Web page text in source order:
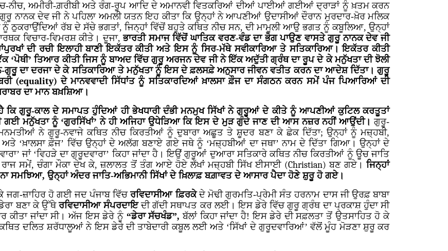
ਨੀਚ, ਅਮੀਰੀ-ਗ਼ਰੀਬੀ ਅਤੇ ਰੰਗ-ਰੂਪ ਆਦਿ ਦੇ ਅਮਾਨਵੀ ਵਿਤਕਰਿਆਂ ਦੀਆਂ ਪਾਈਆਂ ਗਈਆਂ ਦ੍ਰਾੜਾਂ ਨੂੰ ਖ਼ਤਮ ਕਰਨ
ਨਾਨਕ ਦੇਵ ਜੀ ਨੇ ਪਹਿਲਾ ਅਮਲੀ ਯਤਨ ਇਹ ਕੀਤਾ ਕਿ ਉਨ੍ਹਾਂ ਨੇ ਆਪਣੀਆਂ ਉਦਾਸੀਆਂ ਦੌਰਾਨ ਮੁਰਦਾਰ-ਖ਼ੋਰ ਮਲਿਕ
ਨੂੰ ਠੁਕਰਾਉਂਦਿਆਂ ਰੱਬ ਦੇ ਸੱਚੇ ਭਗਤਾਂ, ਜਿਨ੍ਹਾਂ ਵਿੱਚੋਂ ਬਹੁਤੇ ਕਥਿਤ ਨੀਚ ਸਨ, ਦੀ ਮਾਮੂਲੀ ਆਉ ਭਗਤ ਨੂੰ ਕਬੂਲਿਆ, ਉਨ੍ਹਾਂ
ਵਿਚਾਰ-ਵਿਮਰਸ਼ ਕੀਤੇ। ਦੂਜਾ,ਭਾਰਤੀ ਸਮਾਜ ਵਿੱਚੋਂ ਘਾਤਿਕ ਵਰਣ-ਵੰਡ ਦਾ ਭੋਗ ਪਾਉਣ ਵਾਸਤੇ ਗੁਰੂ ਨਾਨਕ ਦੇਵ ਜੀ
ਦੀ ਰਚੀ ਇਲਾਹੀ ਬਾਣੀ ਇਕੱਤਰ ਕੀਤੀ ਅਤੇ ਇਸ ਨੂੰ ਸਿਰ-ਮੱਥੇ ਸਵੀਕਾਰਿਆ ਤੇ ਸਤਿਕਾਰਿਆ। ਇਕੱਤਰ ਕੀਤੀ
‘ਪੋਥੀ’ ਤਿਆਰ ਕੀਤੀ ਜਿਸ ਨੂੰ ਬਾਅਦ ਵਿੱਚ ਗੁਰੂ ਅਰਜਨ ਦੇਵ ਜੀ ਨੇ ਇੱਕ ਅਦੁੱਤੀ ਗ੍ਰੰਥ ਦਾ ਰੂਪ ਦੇ ਕੇ ਮਨੁੱਖਤਾ ਦੀ ਝੋਲੀ
ਦਾ ਦਰਜਾ ਦੇ ਕੇ ਸਤਿਕਾਰਿਆ ਤੇ ਮਨੁੱਖਤਾ ਨੂੰ ਇਸ ਦੇ ਫ਼ਲਸਫ਼ੇ ਅਨੁਸਾਰ ਜੀਵਨ ਵਤੀਤ ਕਰਨ ਦਾ ਆਦੇਸ਼ ਦਿੱਤਾ। ਗੁਰੂ
(equality) ਦੇ ਮਾਨਵਵਾਦੀ ਸਿੱਧਾਂਤ ਨੂੰ ਸਤਿਕਾਰਦਿਆਂ ਖ਼ਾਲਸਾ ਫ਼ੌਜ ਦਾ ਸੰਗਠਨ ਕਰਨ ਸਮੇਂ ਪੰਜ ਪਿਆਰਿਆਂ ਦੀ
ਦਾ ਮਾਨ ਬਖ਼ਸ਼ਿਆ।
ਗੁਰੂ-ਕਾਲ ਦੇ ਸਮਾਪਤ ਹੁੰਦਿਆਂ ਹੀ ਭੇਖਧਾਰੀ ਦੰਭੀ ਮਨਮੁਖ ਸਿੱਖਾਂ ਨੇ ਗੁਰੂਆਂ ਦੇ ਕੀਤੇ ਨੂੰ ਆਪਣੀਆਂ ਕੁਟਿਲ ਕਰਤੂਤਾਂ
ਮਨੁੱਖਤਾ ਨੂੰ ‘ਗੁਰਸਿੱਖਾਂ’ ਨੇ ਹੀ ਅਜਿਹਾ ਉਧੇੜਿਆ ਕਿ ਇਸ ਦੇ ਮੁੜ ਗੁੰਦੇ ਜਾਣ ਦੀ ਆਸ ਨਜ਼ਰ ਨਹੀਂ ਆਉਂਦੀ। ਗੁਰੂ-
ਨੇ ਗੁਰੂ-ਨਵਾਜੇ ਕਥਿਤ ਨੀਚ ਕਿਰਤੀਆਂ ਨੂੰ ਦੁਬਾਰਾ ਅਛੂਤ ਤੇ ਸ਼ੂਦਰ ਬਣਾ ਕੇ ਛੇਕ ਦਿੱਤਾ; ਉਨ੍ਹਾਂ ਨੂੰ ਮਜ਼੍ਹਬੀ,
ਅਤੇ ‘ਖ਼ਾਲਸਾ ਫ਼ੌਜ’ ਵਿੱਚ ਉਨ੍ਹਾਂ ਦੇ ਅਲੱਗ ਬਣਾਏ ਗਏ ਜਥੇ ਨੂੰ ‘ਮਜ਼੍ਹਬੀਆਂ ਦਾ ਜਥਾ’ ਨਾਮ ਦੇ ਦਿੱਤਾ ਗਿਆ। ਉਨ੍ਹਾਂ ਦੇ
ਜਾਂ ‘ਵਿਹੜੇ ਦਾ ਗੁਰੂਦਵਾਰਾ’ ਕਿਹਾ ਜਾਂਦਾ ਹੈ। ਇਉਂ ਗੁਰੂਆਂ ਦੁਆਰਾ ਸਤਿਕਾਰੇ ਕਥਿਤ ਨੀਚ ਕਿਰਤੀਆਂ ਨੂੰ ਊਚ ਜਾਤਿ
ਰਾਜ ਸਮੇਂ, ਚੰਗਾ ਮੌਕਾ ਦੇਖ ਕੇ, ਜ਼ਲਾਲਤ ਤੋਂ ਤੰਗ ਆਏ ਹੋਏ ਲੱਖਾਂ ਮਜ਼੍ਹਬੀ ਸਿੱਖ ਈਸਾਈ (Christian) ਬਣ ਗਏ।ਜਿਨ੍ਹਾਂ
ਸਮਝਿਆ, ਉਨ੍ਹਾਂ ਅੰਦਰ ਜਾਤਿ-ਅਭਿਮਾਨੀ ਸਿੱਖਾਂ ਦੇ ਖ਼ਿਲਾਫ਼ ਬਗ਼ਾਵਤ ਦੇ ਆਸਾਰ ਪੈਦਾ ਹੋਣੇ ਸ਼ੁਰੂ ਹੋ ਗਏ।
ਜਗ-ਜ਼ਾਹਿਰ ਹੋ ਗਈ ਜਦ ਪੰਜਾਬ ਵਿੱਚਰਵਿਦਾਸੀਆ ਫ਼ਿਰਕੇਦੇ ਮੋਢੀ ਗੁਰਮਤਿ-ਪ੍ਰੇਮੀ ਸੰਤ ਹਰਨਾਮ ਦਾਸ ਜੀ ਉਰਫ਼ ਬਾਬਾ
ਬਣਾ ਕੇ ਉੱਥੇਰਵਿਦਾਸੀਆ ਸੰਪਰਦਾਇਦੀ ਗੱਦੀ ਸਥਾਪਤ ਕਰ ਲਈ। ਇਸ ਡੇਰੇ ਵਿੱਚ ਗੁਰੂ ਗ੍ਰੰਥ ਦਾ ਪ੍ਰਕਾਸ਼ ਹੁੰਦਾ ਸੀ
ਕੀਤਾ ਜਾਂਦਾ ਸੀ। ਅੱਜ ਇਸ ਡੇਰੇ ਨੂੰ “ਡੇਰਾ ਸੱਚਖੰਡ”,ਬੱਲਾਂ ਕਿਹਾ ਜਾਂਦਾ ਹੈ! ਇਸ ਡੇਰੇ ਦੀ ਸਫ਼ਲਤਾ ਤੋਂ ਉਤਸਾਹਿਤ ਹੋ ਕੇ
ਦਲਿਤ ਸ਼ਰੱਧਾਲੂਆਂ ਨੇ ਇਸ ਡੇਰੇ ਦੀ ਤਾਬੇਦਾਰੀ ਕਬੂਲ ਲਈ ਅਤੇ ‘ਸਿੱਖਾਂ ਦੇ ਗੁਰੂਦਵਾਰਿਆਂ’ ਵੱਲੋਂ ਮੂੰਹ ਮੋੜਣਾ ਸ਼ੁਰੂ ਕਰ